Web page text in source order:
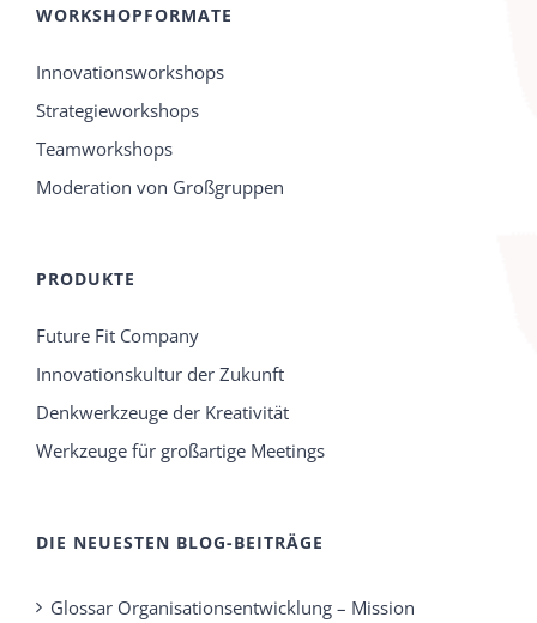
WORKSHOPFORMATE
Innovationsworkshops
Strategieworkshops
Teamworkshops
Moderation von Großgruppen
PRODUKTE
Future Fit Company
Innovationskultur der Zukunft
Denkwerkzeuge der Kreativität
Werkzeuge für großartige Meetings
DIE NEUESTEN BLOG-BEITRÄGE
Glossar Organisationsentwicklung – Mission